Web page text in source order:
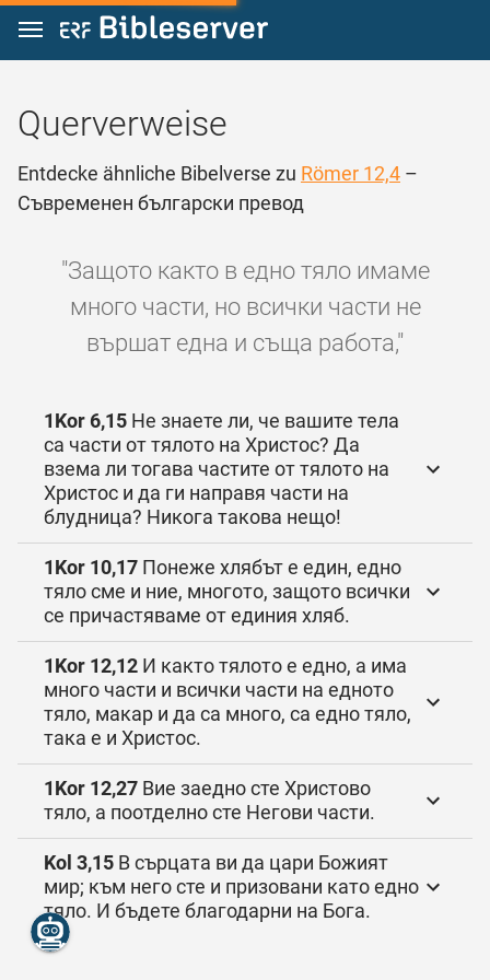
Zum Inhalt springen
Querverweise
Entdecke ähnliche Bibelverse zu Römer 12,4 –
Съвременен български превод
"Защото както в едно тяло имаме
много части, но всички части не
вършат една и съща работа,"
1Kor 6,15 Не знаете ли, че вашите тела
са части от тялото на Христос? Да
взема ли тогава частите от тялото на
Христос и да ги направя части на
блудница? Никога такова нещо!
1Kor 10,17 Понеже хлябът е един, едно
тяло сме и ние, многото, защото всички
се причастяваме от единия хляб.
1Kor 12,12 И както тялото е едно, а има
много части и всички части на едното
тяло, макар и да са много, са едно тяло,
така е и Христос.
1Kor 12,27 Вие заедно сте Христово
тяло, а поотделно сте Негови части.
Kol 3,15 В сърцата ви да цари Божият
мир; към него сте и призовани като едно
тяло. И бъдете благодарни на Бога.